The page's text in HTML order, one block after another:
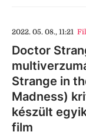
2022. 05. 08., 11:21
Doctor
Strange in
Madness)
készült
film